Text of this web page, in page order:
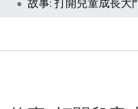
Organizations
Events